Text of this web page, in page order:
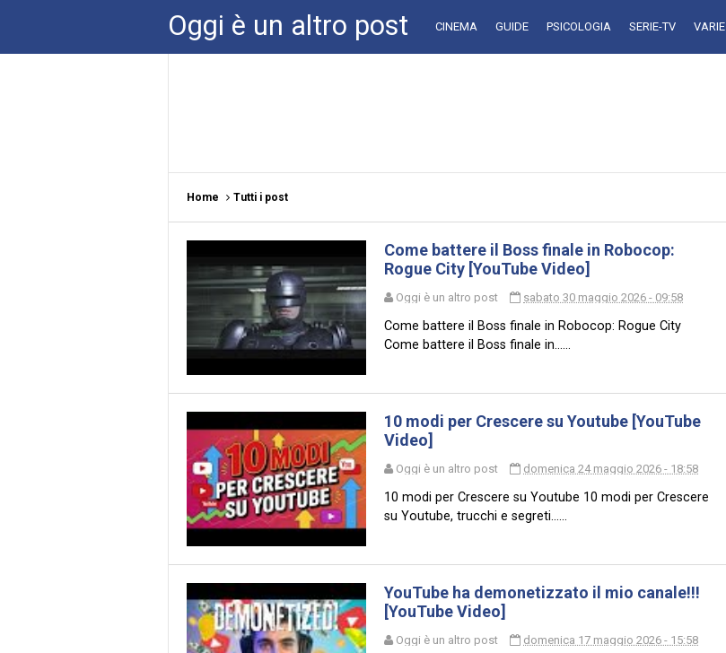
Oggi è un altro post CINEMA GUIDE PSICOLOGIA SERIE-TV VARIE
Home Tutti i post
Come battere il Boss finale in Robocop:
Rogue City [YouTube Video]
Oggi è un altro post sabato 30 maggio 2026 - 09:58
Come battere il Boss finale in Robocop: Rogue City
Come battere il Boss finale in......
10 modi per Crescere su Youtube [YouTube
Video]
Oggi è un altro post domenica 24 maggio 2026 - 18:58
10 modi per Crescere su Youtube 10 modi per Crescere
su Youtube, trucchi e segreti......
YouTube ha demonetizzato il mio canale!!!
[YouTube Video]
Oggi è un altro post domenica 17 maggio 2026 - 15:58